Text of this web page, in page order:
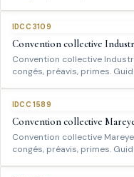
IDCC 3109
Convention collective
Convention collective
congés, préavis, primes.
IDCC 1589
Convention collective
Convention collective
congés, préavis, primes.